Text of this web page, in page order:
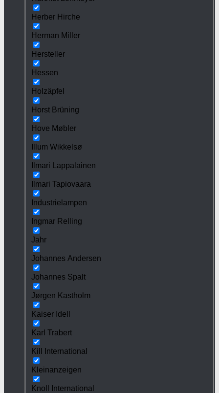
Herber Hirche
Herman Miller
Hersteller
Hessen
Holzäpfel
Horst Brüning
Hove Møbler
Illum Wikkelsø
Ilmari Lappalainen
Ilmari Tapiovaara
Industrielampen
Ingmar Relling
Jahr
Johannes Andersen
Johannes Spalt
Jørgen Kastholm
Kaiser Idell
Karl Trabert
Kill International
Kleinanzeigen
Knoll International